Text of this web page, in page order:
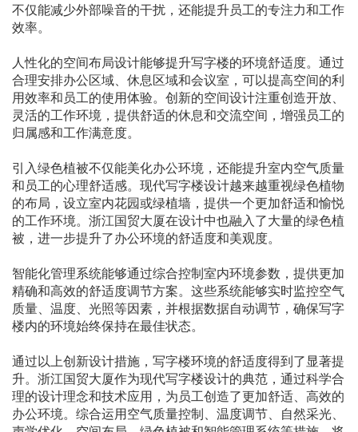
不仅能减少外部噪音的干扰，还能提升员工的专注力和工作
效率。
人性化的空间布局设计能够提升写字楼的环境舒适度。通过
合理安排办公区域、休息区域和会议室，可以提高空间的利
用效率和员工的使用体验。创新的空间设计注重创造开放、
灵活的工作环境，提供舒适的休息和交流空间，增强员工的
归属感和工作满意度。
引入绿色植被不仅能美化办公环境，还能提升室内空气质量
和员工的心理舒适感。现代写字楼设计越来越重视绿色植物
的布局，设立室内花园或绿植墙，提供一个更加舒适和愉悦
的工作环境。浙江国贸大厦在设计中也融入了大量的绿色植
被，进一步提升了办公环境的舒适度和美观度。
智能化管理系统能够通过综合控制室内环境参数，提供更加
精确和高效的舒适度调节方案。这些系统能够实时监控空气
质量、温度、光照等因素，并根据数据自动调节，确保写字
楼内的环境始终保持在最佳状态。
通过以上创新设计措施，写字楼环境的舒适度得到了显著提
升。浙江国贸大厦作为现代写字楼设计的典范，通过科学合
理的设计理念和技术应用，为员工创造了更加舒适、高效的
办公环境。综合运用空气质量控制、温度调节、自然采光、